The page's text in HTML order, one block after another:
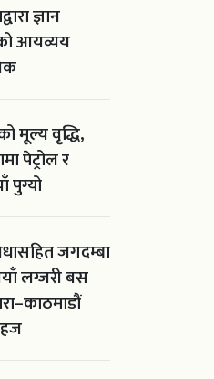
ज्ञान
आयव्यय
मूल्य वृद्धि,
पेट्रोल र
पुग्यो
जगदम्बा
लग्जरी बस